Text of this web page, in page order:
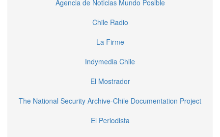
Agencia de Noticias Mundo Posible
Chile Radio
La Firme
Indymedia Chile
El Mostrador
The National Security Archive-Chile Documentation Project
El Periodista